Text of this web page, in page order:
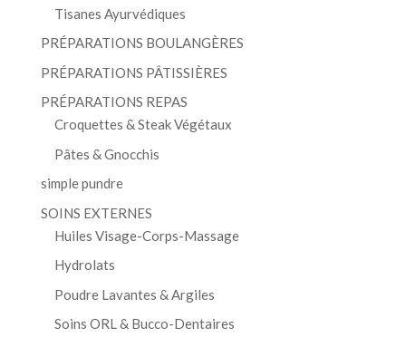
Tisanes Ayurvédiques
PRÉPARATIONS BOULANGÈRES
PRÉPARATIONS PÂTISSIÈRES
PRÉPARATIONS REPAS
Croquettes & Steak Végétaux
Pâtes & Gnocchis
simple pundre
SOINS EXTERNES
Huiles Visage-Corps-Massage
Hydrolats
Poudre Lavantes & Argiles
Soins ORL & Bucco-Dentaires